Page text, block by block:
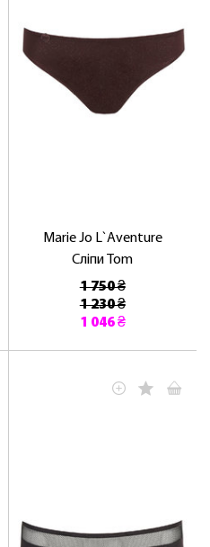
Marie Jo L`Aventure
Сліпи Tom
1 750 ₴
1 230 ₴
1 046 ₴